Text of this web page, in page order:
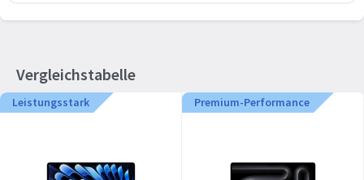
Vergleichstabelle
Leistungsstark Premium-Performance